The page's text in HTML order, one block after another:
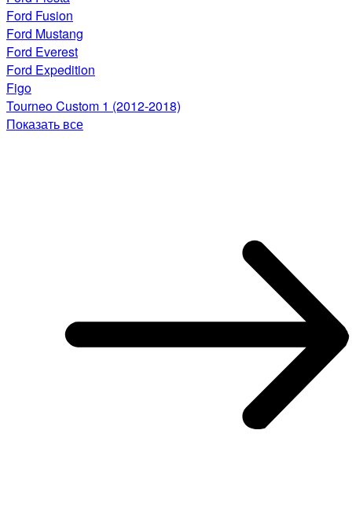
Ford Fusion
Ford Mustang
Ford Everest
Ford Expedition
Figo
Tourneo Custom 1 (2012-2018)
Показать все